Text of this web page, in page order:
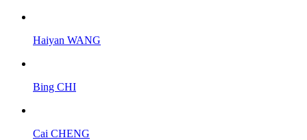
Haiyan WANG
Bing CHI
Cai CHENG